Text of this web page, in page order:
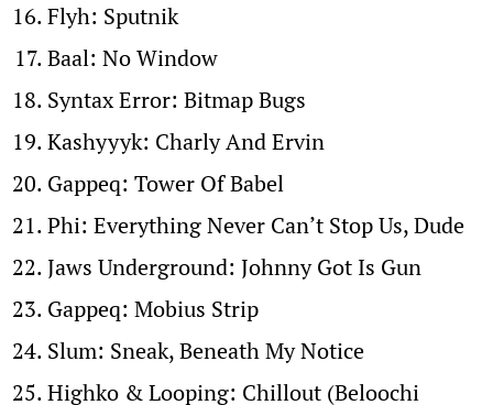
Flyh: Sputnik
Baal: No Window
Syntax Error: Bitmap Bugs
Kashyyyk: Charly And Ervin
Gappeq: Tower Of Babel
Phi: Everything Never Can’t Stop Us, Dude
Jaws Underground: Johnny Got Is Gun
Gappeq: Mobius Strip
Slum: Sneak, Beneath My Notice
Highko & Looping: Chillout (Beloochi